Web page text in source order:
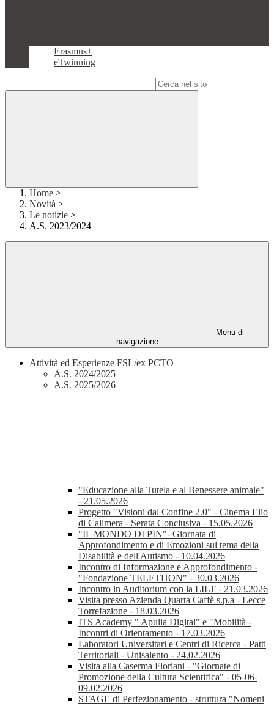
Erasmus+
eTwinning
Home >
Novità >
Le notizie >
A.S. 2023/2024
Menu di
navigazione
Attività ed Esperienze FSL/ex PCTO
A.S. 2024/2025
A.S. 2025/2026
"Educazione alla Tutela e al Benessere animale"
- 21.05.2026
Progetto "Visioni dal Confine 2.0" - Cinema Elio
di Calimera - Serata Conclusiva - 15.05.2026
"IL MONDO DI PIN"- Giornata di
Approfondimento e di Emozioni sul tema della
Disabilità e dell'Autismo - 10.04.2026
Incontro di Informazione e Approfondimento -
"Fondazione TELETHON" - 30.03.2026
Incontro in Auditorium con la LILT - 21.03.2026
Visita presso Azienda Quarta Caffè s.p.a - Lecce
Torrefazione - 18.03.2026
ITS Academy " Apulia Digital" e "Mobilità -
Incontri di Orientamento - 17.03.2026
Laboratori Universitari e Centri di Ricerca - Patti
Territoriali - Unisalento - 24.02.2026
Visita alla Caserma Floriani - "Giornate di
Promozione della Cultura Scientifica" - 05-06-
09.02.2026
STAGE di Perfezionamento - struttura "Nomeni